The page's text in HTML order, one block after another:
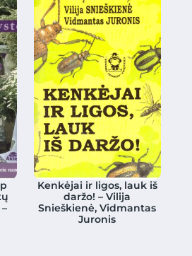
Kenkėjai ir ligos, lauk iš
daržo! – Vilija
Snieškienė, Vidmantas
Juronis